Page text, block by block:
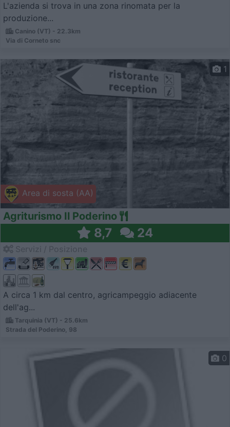
L'azienda si trova in una zona rinomata per la
produzione...
Canino (VT) - 22.3km
Via di Corneto snc
Area di sosta (AA)
1
Agriturismo Il Poderino
8,7 24
A circa 1 km dal centro, agricampeggio adiacente
dell'ag...
Tarquinia (VT) - 25.6km
Strada del Poderino, 98
0